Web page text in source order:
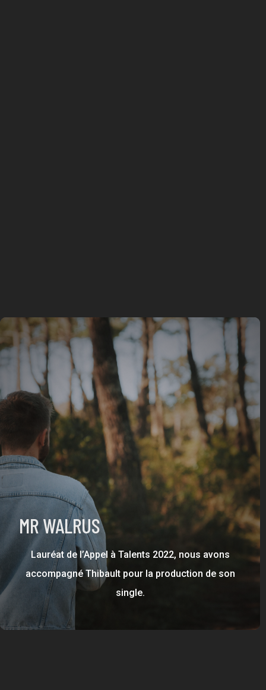
MR WALRUS
Lauréat de l’Appel à Talents 2022, nous avons
accompagné Thibault pour la production de son
single.